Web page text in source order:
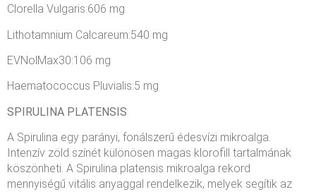
Clorella Vulgaris:606 mg
Lithotamnium Calcareum:540 mg
EVNolMax30:106 mg
Haematococcus Pluvialis:5 mg
SPIRULINA PLATENSIS
A Spirulina egy parányi, fonálszerű édesvízi mikroalga.
Intenzív zöld színét különösen magas klorofill tartalmának
köszönheti. A Spirulina platensis mikroalga rekord
mennyiségű vitális anyaggal rendelkezik, melyek segítik az